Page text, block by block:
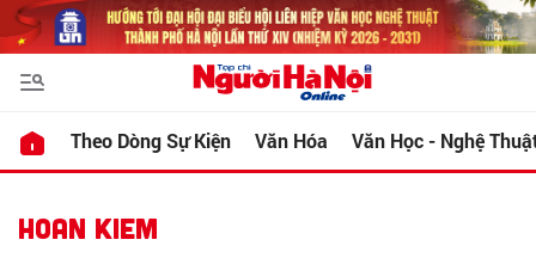
Theo Dòng Sự Kiện Văn Hóa Văn Học - Nghệ
HOAN KIEM